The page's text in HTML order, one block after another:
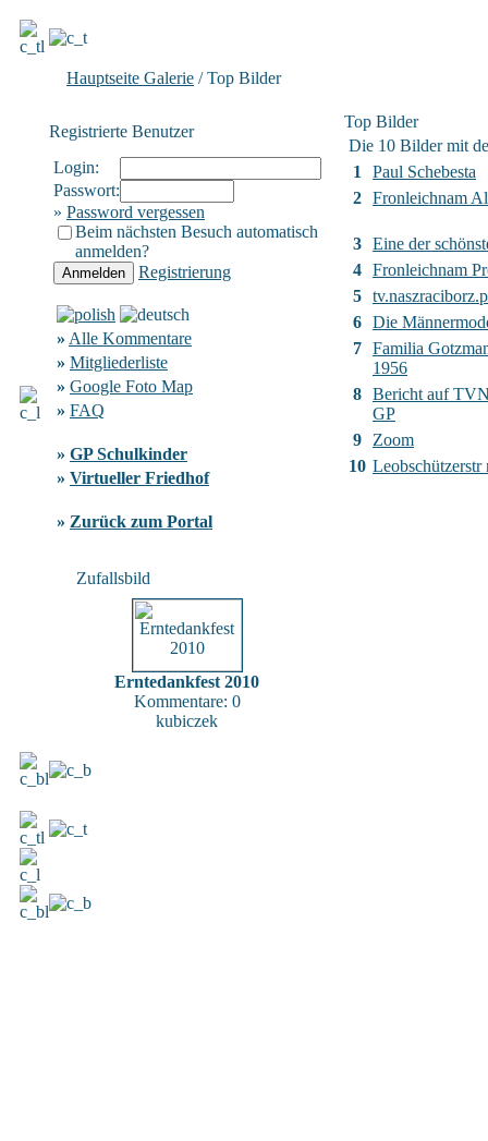
Hauptseite Galerie / Top Bilder
Registrierte Benutzer
Login:
Passwort:
» Password vergessen
Beim nächsten Besuch automatisch
anmelden?
Registrierung
» Alle Kommentare
» Mitgliederliste
» Google Foto Map
» FAQ
» GP Schulkinder
» Virtueller Friedhof
» Zurück zum Portal
Zufallsbild
Erntedankfest 2010
Kommentare: 0
kubiczek
Top Bilder
Die 10 Bilder mit
1
Paul Schebesta
2 Fronleichnam
3 Eine der
4 Fronleichnam
5
6 Die
7 Familia
1956
8 Bericht auf
GP
9
Zoom
10 Leobschützerstr